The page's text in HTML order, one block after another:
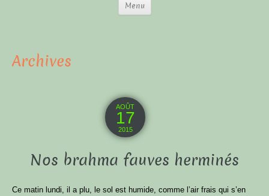
Menu
Archives
AOÛT
17
2015
Nos brahma fauves herminés
Ce matin lundi, il a plu, le sol est humide, comme l’air frais qui s’en